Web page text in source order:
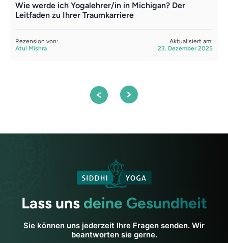
Wie werde ich Yogalehrer/in in Michigan? Der
Leitfaden zu Ihrer Traumkarriere
Rezension von:
Atul Mishra
Aktualisiert am:
23. Dezember 2025
Lass uns deine Gesundheit
Sie können uns jederzeit Ihre Fragen senden. Wir
beantworten sie gerne.